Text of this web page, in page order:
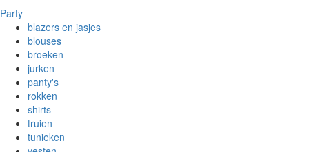
Party
blazers en jasjes
blouses
broeken
jurken
panty's
rokken
shirts
truien
tunieken